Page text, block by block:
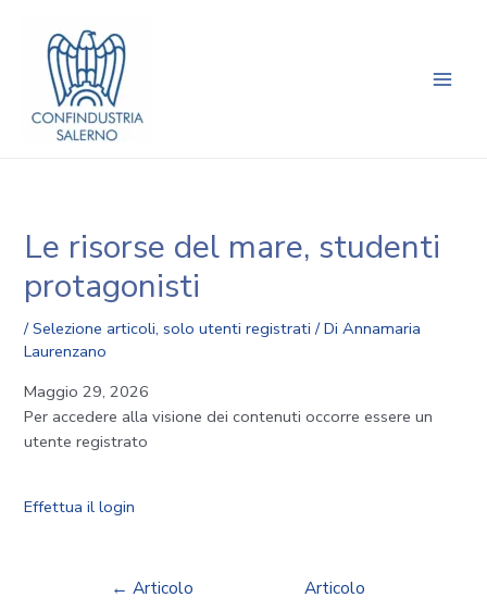
contenuto
Le risorse del mare, studenti
protagonisti
/Selezione articoli,solo utenti registrati / DiAnnamaria
Laurenzano
Maggio 29, 2026
Per accedere alla visione dei contenuti occorre essere un
utente registrato
Effettua il login
articoli
← Articolo
Articolo